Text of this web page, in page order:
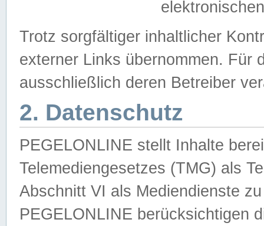
Trotz sorgfältiger inhaltlicher
externer Links übernommen. Für
ausschließlich deren Betreiber
2. Datenschutz
PEGELONLINE stellt Inhalte
Telemediengesetzes (TMG) als
Abschnitt VI als Mediendienste
PEGELONLINE berücksichtigen